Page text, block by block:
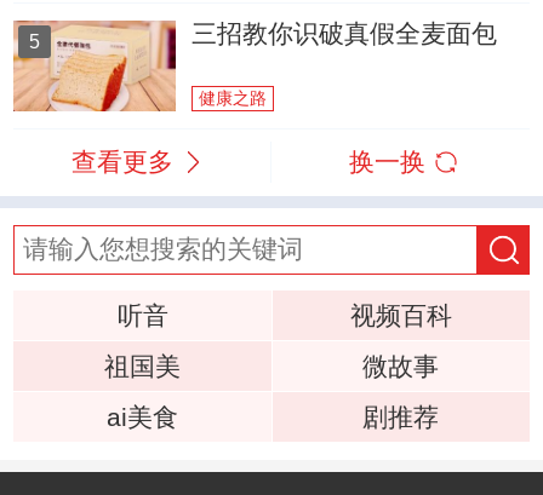
5 三招教你识破真假全麦面包
健康之路
查看更多 换一换
听音
视频百科
祖国美
微故事
ai美食
剧推荐